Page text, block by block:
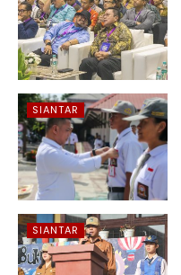
SIANTAR
SIANTAR